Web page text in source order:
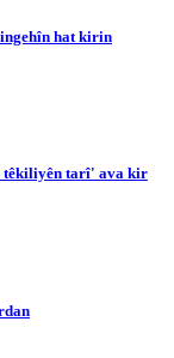
hat kirin
têkiliyên tarî' ava kir